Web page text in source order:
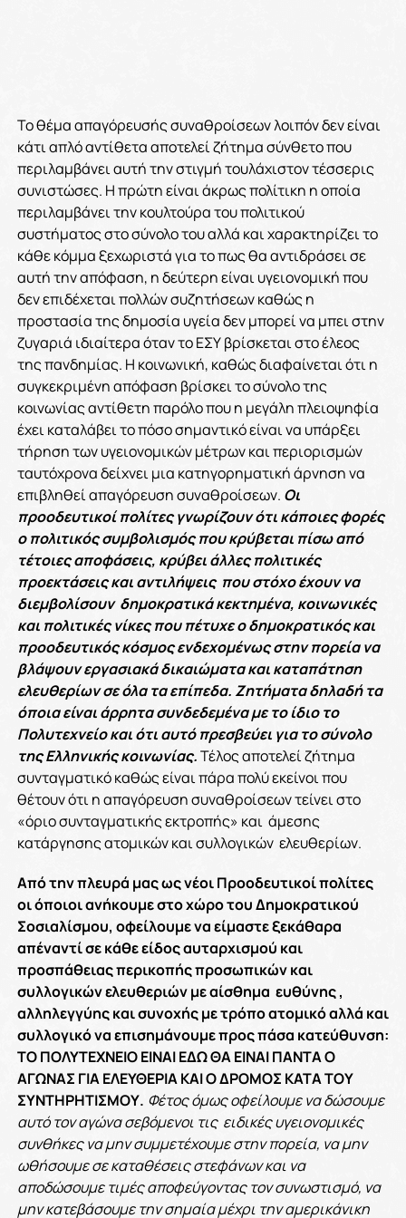
Το θέμα απαγόρευσής συναθροίσεων λοιπόν δεν είναι
κάτι απλό αντίθετα αποτελεί ζήτημα σύνθετο που
περιλαμβάνει αυτή την στιγμή τουλάχιστον τέσσερις
συνιστώσες. Η πρώτη είναι άκρως πολίτικη η οποία
περιλαμβάνει την κουλτούρα του πολιτικού
συστήματος στο σύνολο του αλλά και χαρακτηρίζει το
κάθε κόμμα ξεχωριστά για το πως θα αντιδράσει σε
αυτή την απόφαση, η δεύτερη είναι υγειονομική που
δεν επιδέχεται πολλών συζητήσεων καθώς η
προστασία της δημοσία υγεία δεν μπορεί να μπει στην
ζυγαριά ιδιαίτερα όταν το ΕΣΥ βρίσκεται στο έλεος
της πανδημίας. Η κοινωνική, καθώς διαφαίνεται ότι η
συγκεκριμένη απόφαση βρίσκει το σύνολο της
κοινωνίας αντίθετη παρόλο που η μεγάλη πλειοψηφία
έχει καταλάβει το πόσο σημαντικό είναι να υπάρξει
τήρηση των υγειονομικών μέτρων και περιορισμών
ταυτόχρονα δείχνει μια κατηγορηματική άρνηση να
επιβληθεί απαγόρευση συναθροίσεων. Οι
προοδευτικοί πολίτες γνωρίζουν ότι κάποιες φορές
ο πολιτικός συμβολισμός που κρύβεται πίσω από
τέτοιες αποφάσεις, κρύβει άλλες πολιτικές
προεκτάσεις και αντιλήψεις που στόχο έχουν να
διεμβολίσουν δημοκρατικά κεκτημένα, κοινωνικές
και πολιτικές νίκες που πέτυχε ο δημοκρατικός και
προοδευτικός κόσμος ενδεχομένως στην πορεία να
βλάψουν εργασιακά δικαιώματα και καταπάτηση
ελευθερίων σε όλα τα επίπεδα. Ζητήματα δηλαδή τα
όποια είναι άρρητα συνδεδεμένα με το ίδιο το
Πολυτεχνείο και ότι αυτό πρεσβεύει για το σύνολο
της Ελληνικής κοινωνίας.Τέλος αποτελεί ζήτημα
συνταγματικό καθώς είναι πάρα πολύ εκείνοι που
θέτουν ότι η απαγόρευση συναθροίσεων τείνει στο
«όριο συνταγματικής εκτροπής» και άμεσης
κατάργησης ατομικών και συλλογικών ελευθερίων.
Από την πλευρά μας ως νέοι Προοδευτικοί πολίτες
οι όποιοι ανήκουμε στο χώρο του Δημοκρατικού
Σοσιαλίσμου, οφείλουμε να είμαστε ξεκάθαρα
απέναντί σε κάθε είδος αυταρχισμού και
προσπάθειας περικοπής προσωπικών και
συλλογικών ελευθεριών με αίσθημα ευθύνης ,
αλληλεγγύης και συνοχής με τρόπο ατομικό αλλά και
συλλογικό να επισημάνουμε προς πάσα κατεύθυνση:
ΤΟ ΠΟΛΥΤΕΧΝΕΙΟ ΕΙΝΑΙ ΕΔΩ ΘΑ ΕΙΝΑΙ ΠΑΝΤΑ Ο
ΑΓΩΝΑΣ ΓΙΑ ΕΛΕΥΘΕΡΙΑ ΚΑΙ Ο ΔΡΟΜΟΣ ΚΑΤΑ ΤΟΥ
ΣΥΝΤΗΡΗΤΙΣΜΟΥ. Φέτος όμως οφείλουμε να δώσουμε
αυτό τον αγώνα σεβόμενοι τις ειδικές υγειονομικές
συνθήκες να μην συμμετέχουμε στην πορεία, να μην
ωθήσουμε σε καταθέσεις στεφάνων και να
αποδώσουμε τιμές αποφεύγοντας τον συνωστισμό, να
μην κατεβάσουμε την σημαία μέχρι την αμερικάνικη